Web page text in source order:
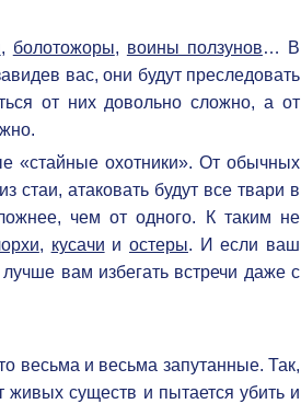
, болотожоры, воины ползунов… В
вас, они будут преследовать
от них довольно сложно, а от
«стайные охотники». От обычных
стаи, атаковать будут все твари в
чем от одного. К таким не
, кусачи и остеры. И если ваш
лучше вам избегать встречи даже с
весьма и весьма запутанные. Так,
живых существ и пытается убить и